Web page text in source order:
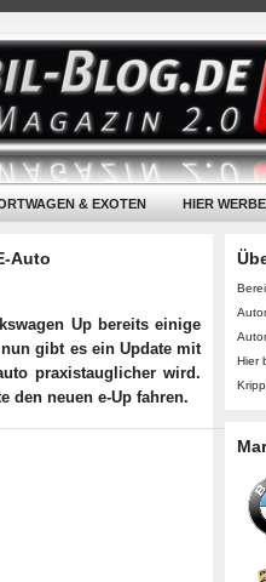
& EXOTEN HIER
Auto
Up bereits einige
gibt es ein Update mit
praxistauglicher wird.
den neuen e-Up fahren.
Hier